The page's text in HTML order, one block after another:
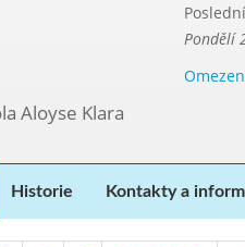
Pondělí
Aloyse Klara
Historie Kontakty a